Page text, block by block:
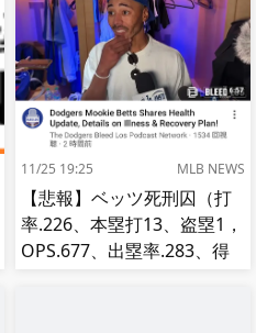
11/25 19:25 MLB NEWS
【悲報】ベッツ死刑囚（打
率.226、本塁打13、盗塁1，
OPS.677、出塁率.283、得